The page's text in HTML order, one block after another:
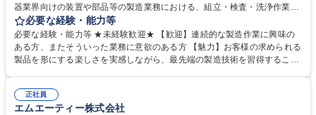
器業界向けの装置や部品等の製造業務における、組立・検査・洗浄作業ご
担当いただきます。 ■顧客からの仕様に基づき提供された部品を活用し
た、組立作業 ■協力会社や社内から加工・製造された部品の測定機器を使
った受入検査ならびに出荷検査作業 ■協力会社や社内から加工・製造され
た部品の洗浄機や乾燥機を活用した洗浄作業 ■取引先工場での１年程度の
必要な経験・能力等
必要な経験・能力等 ★未経験歓迎★ 【歓迎】連続的な製造作業に興味の
ある方、またそういった業務に意欲のある方 【魅力】お客様の求められる
製品を形にする楽しさを実感しながら、最先端の製造技術を習得すること
校 高校 語学力： 資格：
正社員
エムエーティー株式会社